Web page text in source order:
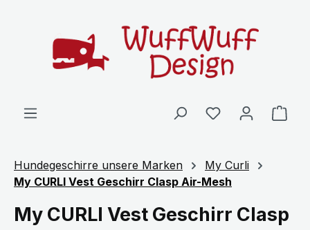
Hundegeschirre unsere Marken
My Curli
My CURLI Vest Geschirr Clasp Air-Mesh
My CURLI Vest Geschirr Clasp